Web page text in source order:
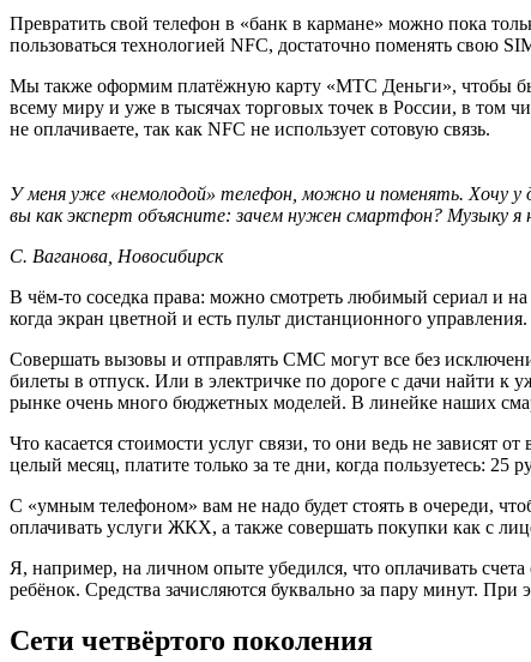
Превратить свой телефон в «банк в кармане» можно пока
пользоваться технологией NFC, достаточно поменять свою
Мы также оформим платёжную карту «МТС Деньги», чтобы
всему миру и уже в тысячах торговых точек в России, в том
не оплачиваете, так как NFC не использует сотовую связь.
У меня уже «немолодой» телефон, можно и поменять. Хочу у
вы как эксперт объясните: зачем нужен смартфон? Музыку
С. Ваганова, Новосибирск
В чём-то соседка права: можно смотреть любимый сериал и
когда экран цветной и есть пульт дистанционного управления.
Совершать вызовы и отправлять СМС могут все без
билеты в отпуск. Или в электричке по дороге с дачи найти к
рынке очень много бюджетных моделей. В линейке наших
Что касается стоимости услуг связи, то они ведь не зависят
целый месяц, платите только за те дни, когда пользуетесь: 25
С «умным телефоном» вам не надо будет стоять в очереди,
оплачивать услуги ЖКХ, а также совершать покупки как с
Я, например, на личном опыте убедился, что оплачивать
ребёнок. Средства зачисляются буквально за пару минут.
Сети четвёртого поколения